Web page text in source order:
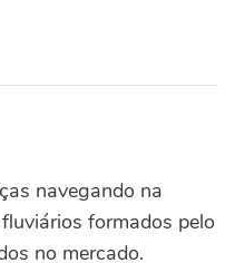
navegando na
formados pelo
no mercado.